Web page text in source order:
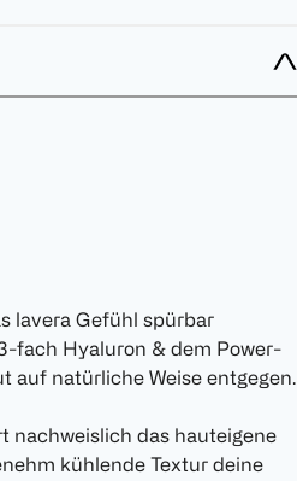
lavera Gefühl spürbar
fach Hyaluron & dem Power-
auf natürliche Weise entgegen.
nachweislich das hauteigene
kühlende Textur deine